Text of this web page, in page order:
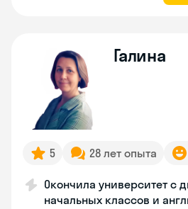
Галина
5 28 лет опыта
Окончила университет с
начальных классов и